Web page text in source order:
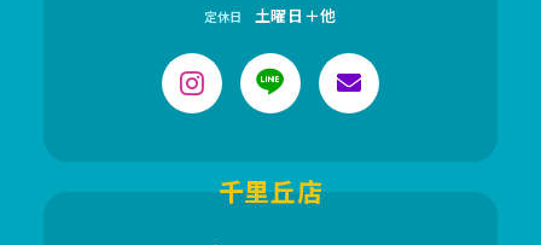
定休日 土曜日＋他
千里丘店